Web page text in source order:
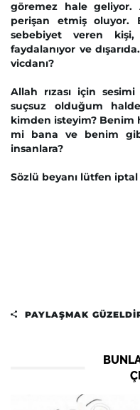
göremez hale
perişan etmiş oluyor.
sebebiyet veren
faydalanıyor ve
vicdanı?
Allah rızası için
suçsuz olduğum
kimden isteyim? Benim
mi bana ve benim
insanlara?
Sözlü beyanı lütfen
PAYLAŞMAK